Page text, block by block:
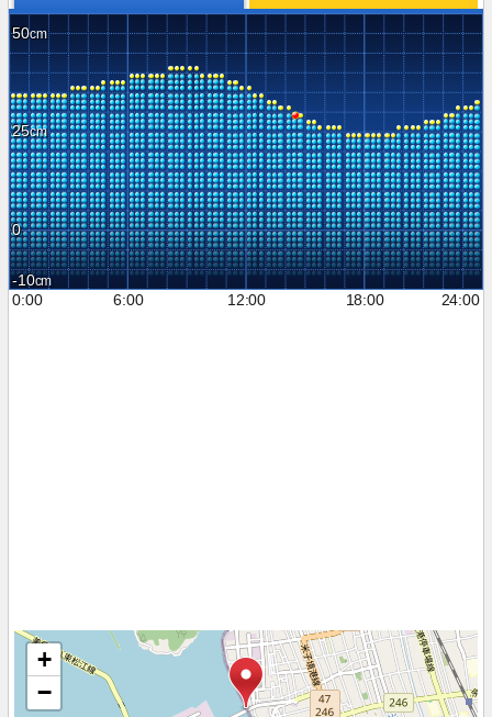
50
25
0
-10
0:00
6:00 12:00 18:00 24:00
+
−